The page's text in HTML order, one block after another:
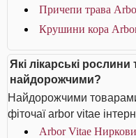
Причепи трава
Крушини кора
Які лікарські
найдорожчими?
Найдорожчими товарами
фіточаї arbor vitae
Arbor Vitae